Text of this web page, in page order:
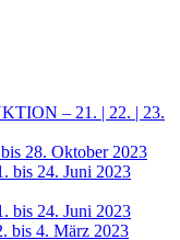
– 21. | 22. | 23.
28. Oktober 2023
bis 24. Juni 2023
bis 24. Juni 2023
bis 4. März 2023